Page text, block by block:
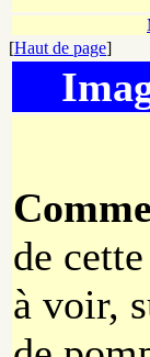
[Haut de page]
de
à voir,